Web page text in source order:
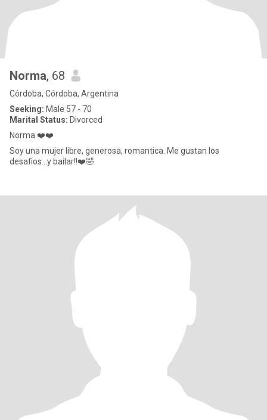
Norma, 68
Córdoba, Córdoba, Argentina
Seeking: Male 57 - 70
Marital Status: Divorced
Norma ❤️❤️
Soy una mujer libre, generosa, romantica. Me gustan los
desafios...y bailar!!❤️🤣